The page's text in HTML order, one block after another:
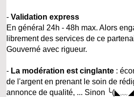
-Validation express
En général 24h - 48h max. Alors
librement des services de ce
Gouverné avec rigueur.
- La modération est cinglante :
de l'argent en prenant le soin de
annonce de qualité, ... Sinon